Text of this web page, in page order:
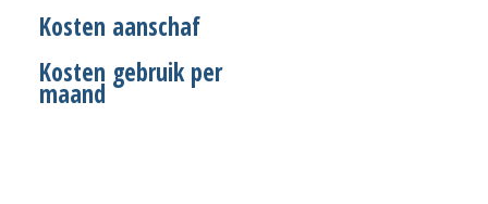
Kosten aanschaf
Kosten gebruik per
maand